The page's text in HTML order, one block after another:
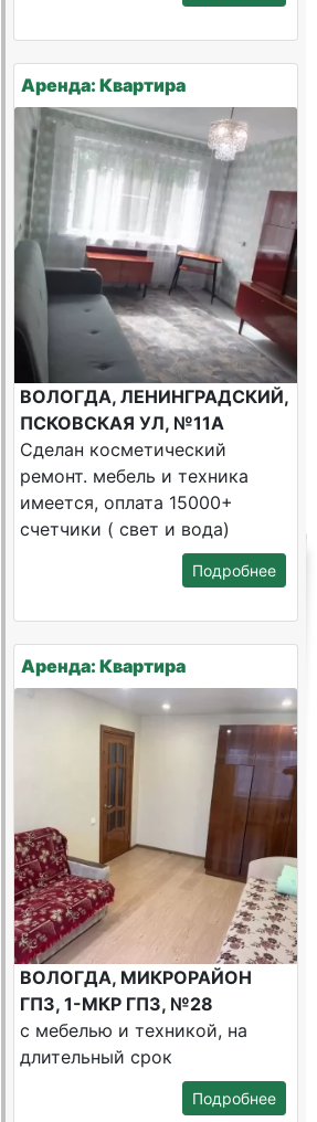
Аренда: Квартира
ВОЛОГДА, ЛЕНИНГРАДСКИЙ,
ПСКОВСКАЯ УЛ, №11А
Сделан косметический
ремонт. мебель и техника
имеется, оплата 15000+
счетчики ( свет и вода)
Подробнее
Аренда: Квартира
ВОЛОГДА, МИКРОРАЙОН
ГПЗ, 1-МКР ГПЗ, №28
с мебелью и техникой, на
длительный срок
Подробнее